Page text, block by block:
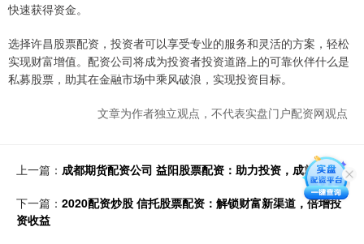
快速获得资金。
选择许昌股票配资，投资者可以享受专业的服务和灵活的方案，轻松
实现财富增值。配资公司将成为投资者投资道路上的可靠伙伴什么是
私募股票，助其在金融市场中乘风破浪，实现投资目标。
文章为作者独立观点，不代表实盘门户配资网观点
上一篇： 成都期货配资公司 益阳股票配资：助力投资，成就财富
下一篇： 2020配资炒股 信托股票配资：解锁财富新渠道，倍增投
资收益